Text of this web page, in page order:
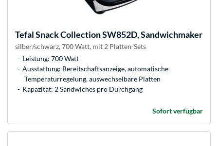
TefalSnack Collection SW852D, Sandwichmaker
silber/schwarz, 700 Watt, mit 2 Platten-Sets
Leistung: 700 Watt
Ausstattung: Bereitschaftsanzeige, automatische
Temperaturregelung, auswechselbare Platten
Kapazität: 2 Sandwiches pro Durchgang
Sofort verfügbar